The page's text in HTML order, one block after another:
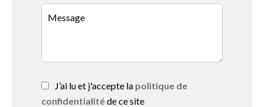
J’ai lu et j'accepte la politique de
confidentialitéde ce site